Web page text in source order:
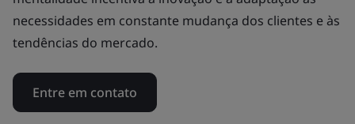
necessidades em constante mudança dos clientes e às
tendências do mercado.
Entre em contato